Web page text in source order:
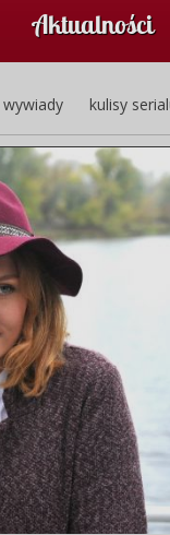
Aktualności
kulisy
wywiady